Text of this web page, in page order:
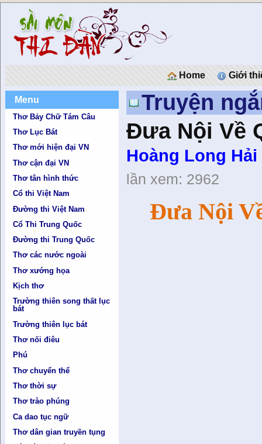
Home Giới
Menu
Thơ Bảy Chữ Tám Câu
Thơ Lục Bát
Thơ mới hiện đại VN
Thơ cận đại VN
Thơ tân hình thức
Cổ thi Việt Nam
Đường thi Việt Nam
Cổ Thi Trung Quốc
Đường thi Trung Quốc
Thơ các nước ngoài
Thơ xướng họa
Kịch thơ
Trường thiên song thất lục
bát
Trường thiên lục bát
Thơ nối điêu
Phú
Thơ chuyển thể
Thơ thời sự
Thơ trào phúng
Ca dao tục ngữ
Thơ dân gian truyền tụng
Truyện
Đưa Nội Về
Hoàng Long
lần xem: 2962
Đưa Nội